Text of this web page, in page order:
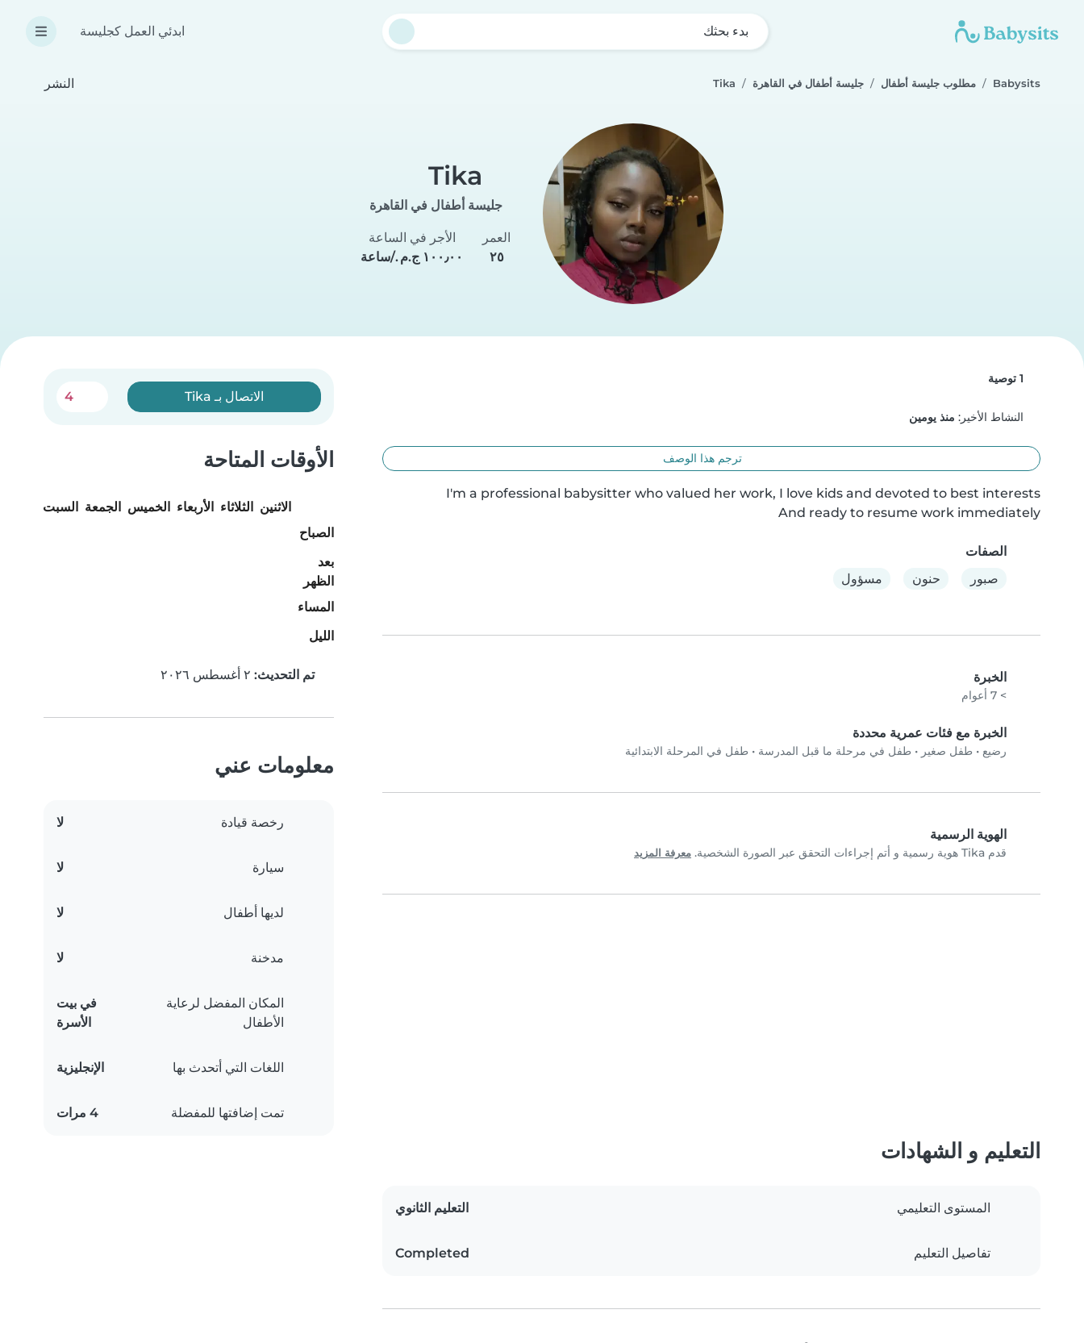
بدء بحثك ابدئي العمل كجليسة
Babysits مطلوب جليسة أطفال جليسة أطفال في القاهرة Tika النشر
Tika
جليسة أطفال في القاهرة
العمر
٢٥
الأجر في الساعة
النشاط الأخير: منذ يومين
ترجم هذا الوصف
And ready to resume work immediately
الصفات
صبور
حنون مسؤول
الخبرة
> 7 أعوام
الخبرة مع فئات عمرية محددة
رضيع • طفل صغير • طفل في مرحلة ما قبل المدرسة • طفل في المرحلة الابتدائية
الهوية الرسمية
قدم Tika هوية رسمية و أتم إجراءات التحقق عبر الصورة الشخصية. معرفة المزيد
الاتصال بـ Tika 4
الأوقات المتاحة
الاثنين الثلاثاء الأربعاء الخميس الجمعة السبت
الصباح
بعد
الظهر
المساء
الليل
تم التحديث:
معلومات عني
رخصة قيادة لا
سيارة لا
لديها أطفال لا
مدخنة لا
المكان المفضل لرعاية
الأطفال
في بيت
الأسرة
اللغات التي أتحدث بها الإنجليزية
تمت إضافتها للمفضلة 4 مرات
التعليم و الشهادات
المستوى التعليمي التعليم الثانوي
تفاصيل التعليم Completed